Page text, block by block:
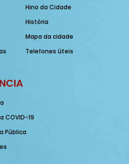
Hino da Cidade
História
Mapa da cidade
Telefones úteis
COVID-19
Pública